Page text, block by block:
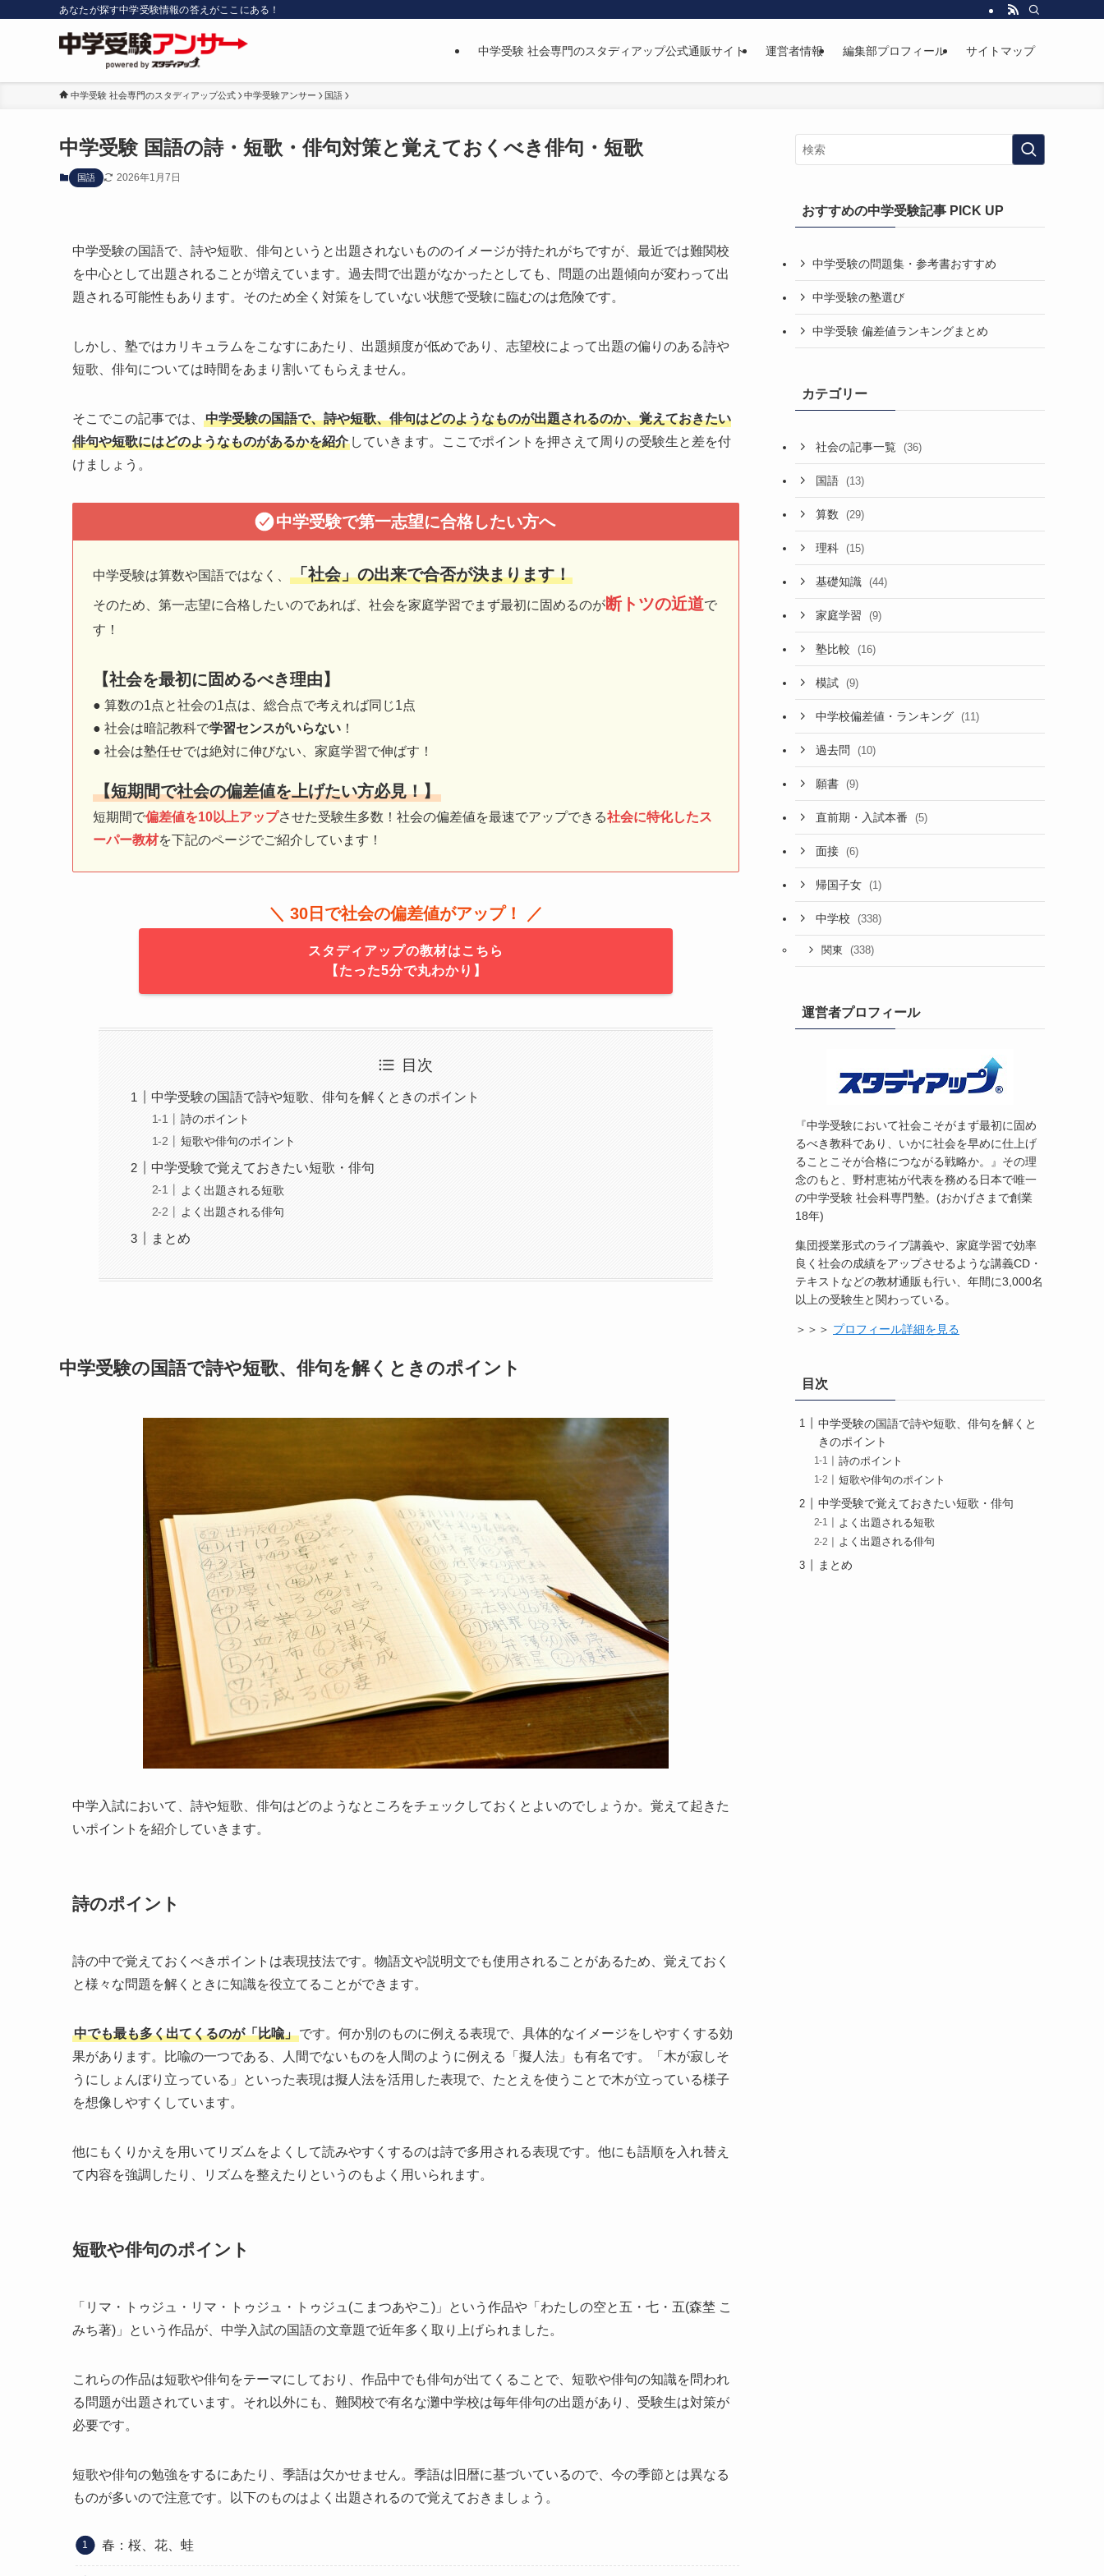
あなたが探す中学受験情報の答えがここにある！
中学受験 社会専門のスタディアップ公式通販サイト 運営者情報 編集部プロフィール サイトマップ
中学受験 社会専門のスタディアップ公式 中学受験アンサー 国語
中学受験 国語の詩・短歌・俳句対策と覚えておくべき俳句・短歌
国語 2026年1月7日
中学受験の国語で、詩や短歌、俳句というと出題されないもののイメージが持たれがちですが、最近では難関校
を中心として出題されることが増えています。過去問で出題がなかったとしても、問題の出題傾向が変わって出
題される可能性もあります。そのため全く対策をしていない状態で受験に臨むのは危険です。
しかし、塾ではカリキュラムをこなすにあたり、出題頻度が低めであり、志望校によって出題の偏りのある詩や
短歌、俳句については時間をあまり割いてもらえません。
そこでこの記事では、
中学受験の国語で、詩や短歌、俳句はどのようなものが出題されるのか、覚えておきたい
俳句や短歌にはどのようなものがあるかを紹介 していきます。ここでポイントを押さえて周りの受験生と差を付
けましょう。
中学受験で第一志望に合格したい方へ
中学受験は算数や国語ではなく、 「社会」の出来で合否が決まります！
そのため、第一志望に合格したいのであれば、社会を家庭学習でまず最初に固めるのが断トツの近道で
す！
【社会を最初に固めるべき理由】
● 算数の1点と社会の1点は、総合点で考えれば同じ1点
● 社会は暗記教科で学習センスがいらない ！
● 社会は塾任せでは絶対に伸びない、家庭学習で伸ばす！
【短期間で社会の偏差値を上げたい方必見！】
短期間で偏差値を10以上アップさせた受験生多数！社会の偏差値を最速でアップできる社会に特化したス
ーパー教材を下記のページでご紹介しています！
＼ 30日で社会の偏差値がアップ！ ／
スタディアップの教材はこちら
【たった5分で丸わかり】
目次
中学受験の国語で詩や短歌、俳句を解くときのポイント
詩のポイント
短歌や俳句のポイント
中学受験で覚えておきたい短歌・俳句
よく出題される短歌
よく出題される俳句
まとめ
中学受験の国語で詩や短歌、俳句を解くときのポイント
中学入試において、詩や短歌、俳句はどのようなところをチェックしておくとよいのでしょうか。覚えて起きた
いポイントを紹介していきます。
詩のポイント
詩の中で覚えておくべきポイントは表現技法です。物語文や説明文でも使用されることがあるため、覚えておく
と様々な問題を解くときに知識を役立てることができます。
中でも最も多く出てくるのが「比喩」です。何か別のものに例える表現で、具体的なイメージをしやすくする効
果があります。比喩の一つである、人間でないものを人間のように例える「擬人法」も有名です。「木が寂しそ
うにしょんぼり立っている」といった表現は擬人法を活用した表現で、たとえを使うことで木が立っている様子
を想像しやすくしています。
他にもくりかえを用いてリズムをよくして読みやすくするのは詩で多用される表現です。他にも語順を入れ替え
て内容を強調したり、リズムを整えたりというのもよく用いられます。
短歌や俳句のポイント
「リマ・トゥジュ・リマ・トゥジュ・トゥジュ(こまつあやこ)」という作品や「わたしの空と五・七・五(森埜 こ
みち著)」という作品が、中学入試の国語の文章題で近年多く取り上げられました。
これらの作品は短歌や俳句をテーマにしており、作品中でも俳句が出てくることで、短歌や俳句の知識を問われ
る問題が出題されています。それ以外にも、難関校で有名な灘中学校は毎年俳句の出題があり、受験生は対策が
必要です。
短歌や俳句の勉強をするにあたり、季語は欠かせません。季語は旧暦に基づいているので、今の季節とは異なる
ものが多いので注意です。以下のものはよく出題されるので覚えておきましょう。
春：桜、花、蛙
おすすめの中学受験記事 PICK UP
中学受験の問題集・参考書おすすめ
中学受験の塾選び
中学受験 偏差値ランキングまとめ
カテゴリー
社会の記事一覧 (36)
国語 (13)
算数 (29)
理科 (15)
基礎知識 (44)
家庭学習 (9)
塾比較 (16)
模試 (9)
中学校偏差値・ランキング (11)
過去問 (10)
願書 (9)
直前期・入試本番 (5)
面接 (6)
帰国子女 (1)
中学校 (338)
関東 (338)
運営者プロフィール
『中学受験において社会こそがまず最初に固め
るべき教科であり、いかに社会を早めに仕上げ
ることこそが合格につながる戦略か。』その理
念のもと、野村恵祐が代表を務める日本で唯一
の中学受験 社会科専門塾。(おかげさまで創業
18年)
集団授業形式のライブ講義や、家庭学習で効率
良く社会の成績をアップさせるような講義CD・
テキストなどの教材通販も行い、年間に3,000名
以上の受験生と関わっている。
＞＞＞ プロフィール詳細を見る
目次
中学受験の国語で詩や短歌、俳句を解くと
きのポイント
詩のポイント
短歌や俳句のポイント
中学受験で覚えておきたい短歌・俳句
よく出題される短歌
よく出題される俳句
まとめ